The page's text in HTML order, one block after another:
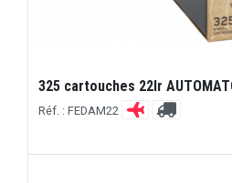
325 cartouches 22lr
Réf. : FEDAM22